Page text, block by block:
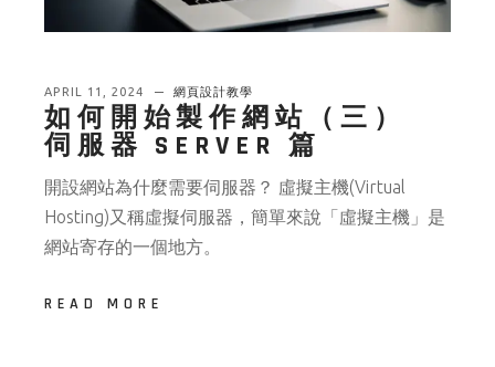
APRIL 11, 2024 網頁設計教學
如何開始製作網站（三）
伺服器 SERVER 篇
開設網站為什麼需要伺服器？ 虛擬主機(Virtual
Hosting)又稱虛擬伺服器，簡單來說「虛擬主機」是
網站寄存的一個地方。
READ MORE